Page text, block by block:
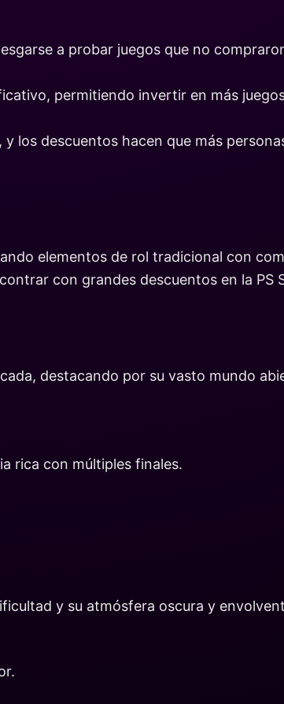
a probar juegos que no
permitiendo invertir en más
los descuentos hacen que más
elementos de rol tradicional con
con grandes descuentos en la PS
destacando por su vasto mundo
rica con múltiples finales.
y su atmósfera oscura y